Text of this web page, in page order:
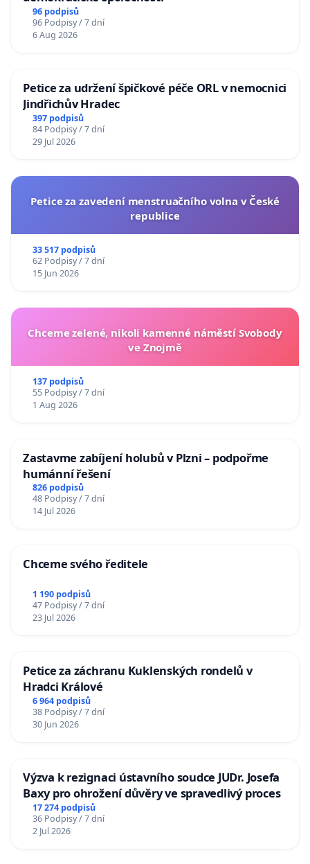
96 podpisů
96 Podpisy / 7 dní
6 Aug 2026
Petice za udržení špičkové péče ORL v nemocnici
Jindřichův Hradec
397 podpisů
84 Podpisy / 7 dní
29 Jul 2026
Petice za zavedení menstruačního volna v České
republice
33 517 podpisů
62 Podpisy / 7 dní
15 Jun 2026
Chceme zelené, nikoli kamenné náměstí Svobody
ve Znojmě
137 podpisů
55 Podpisy / 7 dní
1 Aug 2026
Zastavme zabíjení holubů v Plzni – podpořme
humánní řešení
826 podpisů
48 Podpisy / 7 dní
14 Jul 2026
Chceme svého ředitele
1 190 podpisů
47 Podpisy / 7 dní
23 Jul 2026
Petice za záchranu Kuklenských rondelů v
Hradci Králové
6 964 podpisů
38 Podpisy / 7 dní
30 Jun 2026
Výzva k rezignaci ústavního soudce JUDr. Josefa
Baxy pro ohrožení důvěry ve spravedlivý proces
17 274 podpisů
36 Podpisy / 7 dní
2 Jul 2026